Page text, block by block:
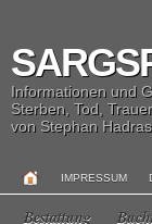
Informationen und
Sterben, Tod,
von Stephan
IMPRESSUM
Bestattung